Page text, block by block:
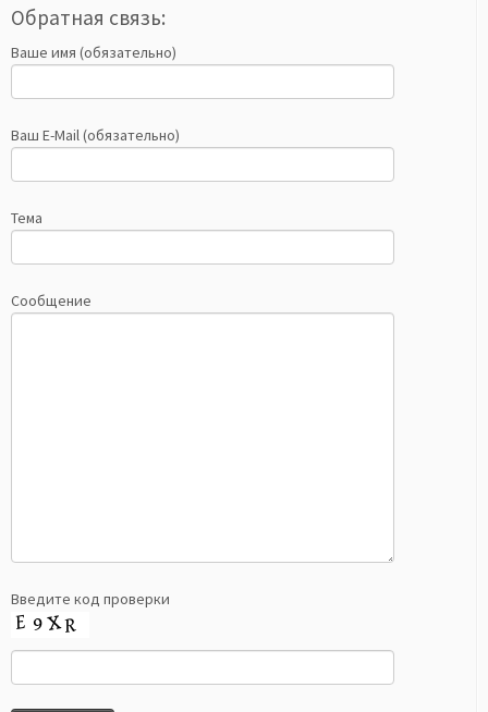
Обратная связь:
Ваше имя (обязательно)
Ваш E-Mail (обязательно)
Тема
Сообщение
Введите код проверки